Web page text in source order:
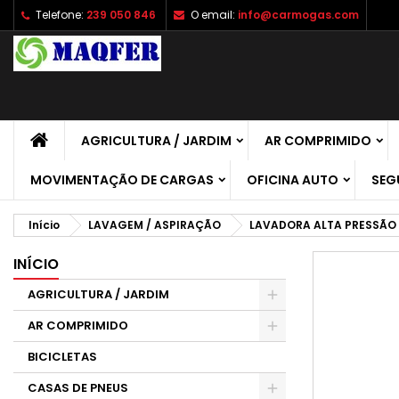
Telefone: 239 050 846 O email: info@carmogas.com
AGRICULTURA / JARDIM AR COMPRIMIDO
MOVIMENTAÇÃO DE CARGAS OFICINA AUTO
Início LAVAGEM / ASPIRAÇÃO LAVADORA ALTA PRESSÃO
INÍCIO
AGRICULTURA / JARDIM
AR COMPRIMIDO
BICICLETAS
CASAS DE PNEUS